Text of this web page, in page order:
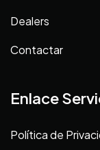
Dealers
Contactar
Enlace
Política de